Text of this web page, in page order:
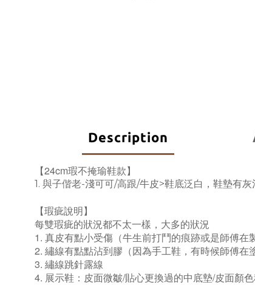
Description
【24cm瑕不掩瑜鞋款】
1. 與子偕老-淺可可/高跟/牛皮>鞋底泛白，鞋墊有灰
【瑕疵說明】
每雙瑕疵的狀況都不太一樣，大多的狀況
1. 真皮有點小受傷（牛生前打鬥的痕跡或是師傅在
2. 繡線有點點沾到膠（因為手工鞋，有時候師傅在
3. 繡線跳針露線
4. 展示鞋：皮面微皺/貼心更換過的中底墊/皮面顏